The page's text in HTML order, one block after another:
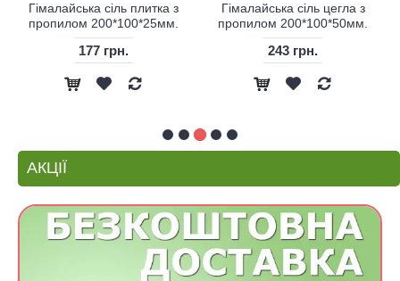
Гімалайська сіль плитка з
пропилом 200*100*25мм.
177 грн.
Гімалайська сіль цегла з
пропилом 200*100*50мм.
243 грн.
АКЦІЇ